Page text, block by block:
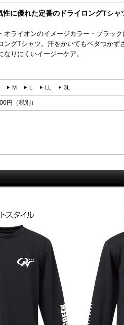
に優れた定番のドライロングTシャ
オライオンのイメージカラー・ブラッ
ングTシャツ。汗をかいてもベタつかず
りにくいイージーケア。
M L LL 3L
円（税別）